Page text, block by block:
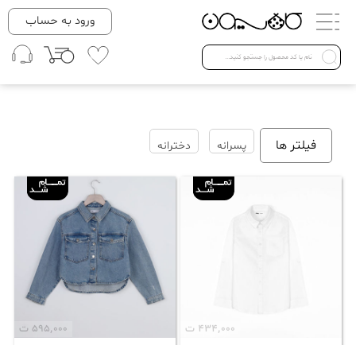
دسته بندی ها
Open submenu ( لباس زنانه )
لباس زنانه
Open submenu ( لباس کودک )
لباس کودک
ورود به حساب
فیلتر ها پسرانه دخترانه
434٬000 ت
595٬000 ت